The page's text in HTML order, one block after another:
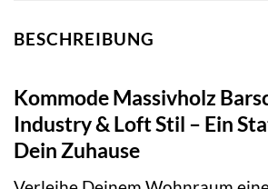
BESCHREIBUNG
Kommode Massivholz
Industry & Loft Stil – Ein
Dein Zuhause